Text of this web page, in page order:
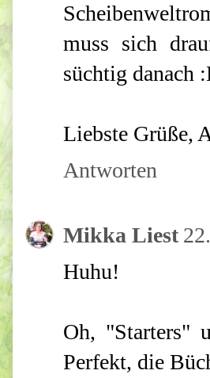
muss sich
süchtig danach
Liebste Grüße,
Antworten
Mikka Liest
Huhu!
Oh, "Starters"
Perfekt, die